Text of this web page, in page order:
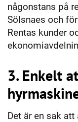
någonstans på
Sölsnaes och
Rentas kunder
3. Enkelt
Det är en sak att